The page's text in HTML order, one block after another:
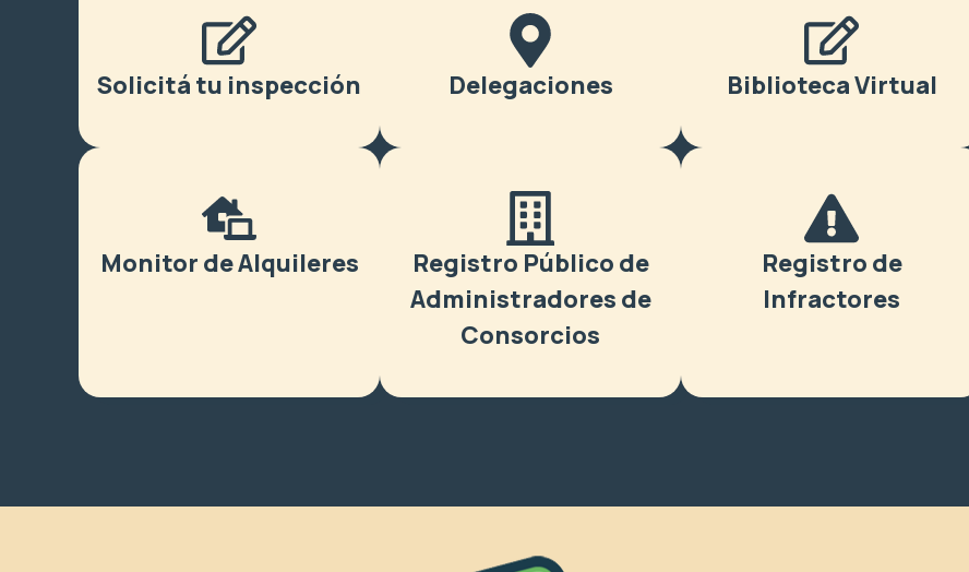
Solicitá tu inspección Delegaciones Biblioteca Virtual
Monitor de Alquileres
Registro Público de
Administradores de
Consorcios
Registro de
Infractores